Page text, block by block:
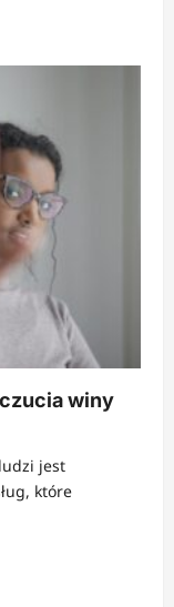
winy
jest
które